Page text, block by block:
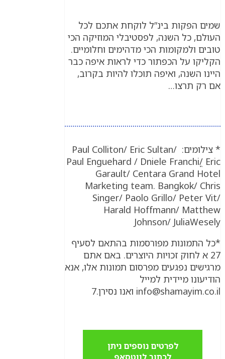
שמים הפקות בינ”ל לוקחת אתכם לכל
העולם, כל השנה, לפסטיבלי המוזיקה הכי
טובים ולמקומות הכי מדהימים וחלומיים.
הקליקו על הכפתור כדי לראות איפה כבר
היינו השנה, ואיפה תוכלו להיות בקרוב,
אם רק תרצו…
* צילומים: Paul Colliton/ Eric Sultan/
Paul Enguehard / Dniele Franchiֳ/ Eric
Garault/ Centara Grand Hotel
Marketing team. Bangkok/ Chris
Singer/ Paolo Grillo/ Peter Vit/
Harald Hoffmann/ Matthew
Johnson/ JuliaWesely
*כל התמונות מפורסמות בהתאם לסעיף
27 א לחוק זכויות היוצרים. באם אתם
מרגישים נפגעים מפרסום תמונות אלו, אנא
הודיעונו מיידית למייל
info@shamayim.co.il ואנו נסירן.7
לפרטים נוספים ניתן
לכתוב לווטסאפ